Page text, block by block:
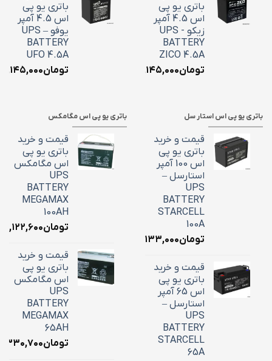
باتری یو پی
اس 4.5 آمپر
زیکو - UPS
BATTERY
ZICO 4.5A
تومان۲,۱۴۵,۰۰۰
باتری یو پی
اس 4.5 آمپر
یوفو – UPS
BATTERY
UFO 4.5A
تومان۲,۱۴۵,۰۰۰
باتری یو پی اس استار سل
قیمت و خرید
باتری یو پی
اس 100 آمپر
استارسل –
UPS
BATTERY
STARCELL
100A
تومان۳۴,۱۳۳,۰۰۰
قیمت و خرید
باتری یو پی
اس 65 آمپر
استارسل –
UPS
BATTERY
STARCELL
65A
باتری یو پی اس مگامکس
قیمت و خرید
باتری یو پی
اس مگامکس
UPS
BATTERY
MEGAMAX
100AH
تومان
قیمت و خرید
باتری یو پی
اس مگامکس
UPS
BATTERY
MEGAMAX
65AH
تومان